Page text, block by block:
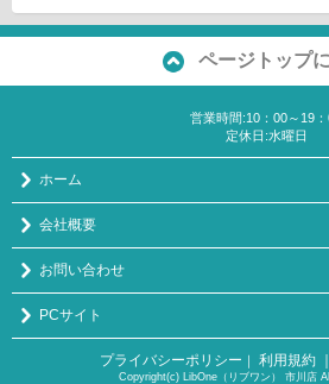
ページトップ
営業時間:10：00～19
定休日:水曜日
ホーム
会社概要
お問い合わせ
PCサイト
プライバシーポリシー ｜ 利用規約
Copyright(c) LibOne（リブワン） 市川店